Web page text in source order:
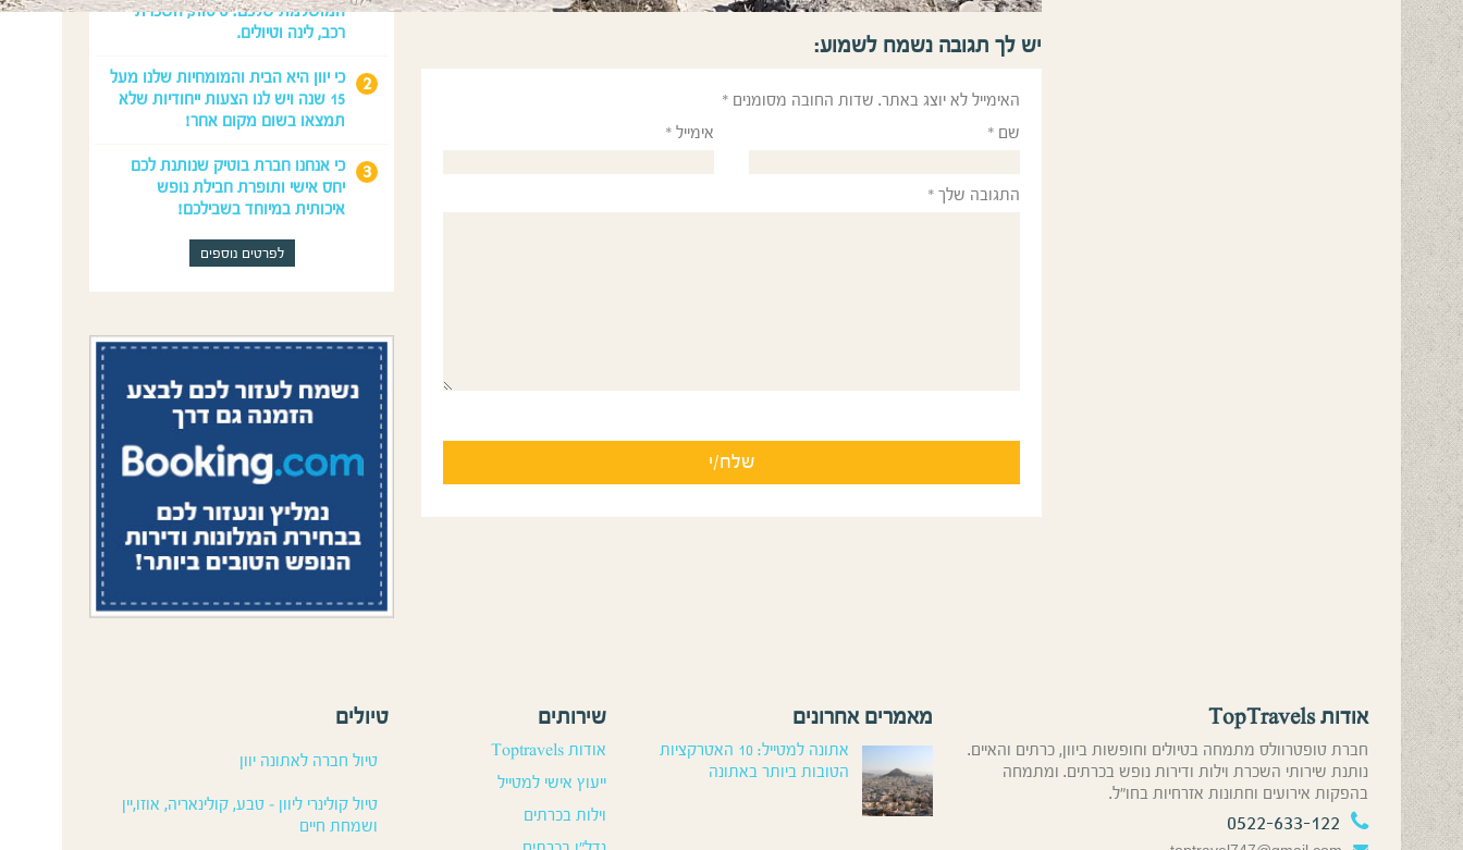
המושלמת שלכם: טיסות, השכרת
רכב, לינה וטיולים.
כי יוון היא הבית והמומחיות שלנו מעל
15 שנה ויש לנו הצעות ייחודיות שלא
תמצאו בשום מקום אחר!
כי אנחנו חברת בוטיק שנותנת לכם
יחס אישי ותופרת חבילת נופש
איכותית במיוחד בשבילכם!
לפרטים נוספים
יש לך תגובה נשמח לשמוע:
האימייל לא יוצג באתר. שדות החובה מסומנים *
שם * אימייל *
התגובה שלך *
טיולים
טיול חברה לאתונה יוון
טיול קולינרי ליוון – טבע, קולינאריה, אוזו,יין
ושמחת חיים
שירותים
אודות Toptravels
ייעוץ אישי למטייל
וילות בכרתים
מאמרים אחרונים
אתונה למטייל: 10 האטרקציות
הטובות ביותר באתונה
אודות TopTravels
חברת טופטרוולס מתמחה בטיולים וחופשות ביוון, כרתים והאיים.
נותנת שירותי השכרת וילות ודירות נופש בכרתים. ומתמחה
בהפקות אירועים וחתונות אזרחיות בחו”ל.
0522-633-122